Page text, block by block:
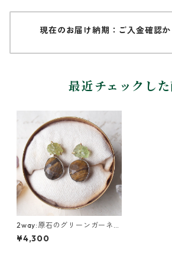
現在のお届け納期：ご入金確認
最近チェックし
2way:原石のグリーンガーネッ
トとタイガーアイのピアス
¥4,300